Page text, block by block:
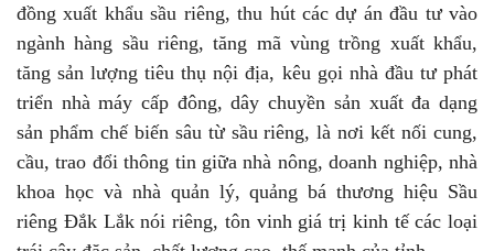
đồng xuất khẩu sầu riêng, thu hút các dự án đầu tư vào
ngành hàng sầu riêng, tăng mã vùng trồng xuất khẩu,
tăng sản lượng tiêu thụ nội địa, kêu gọi nhà đầu tư phát
triển nhà máy cấp đông, dây chuyền sản xuất đa dạng
sản phẩm chế biến sâu từ sầu riêng, là nơi kết nối cung,
cầu, trao đổi thông tin giữa nhà nông, doanh nghiệp, nhà
khoa học và nhà quản lý, quảng bá thương hiệu Sầu
riêng Đắk Lắk nói riêng, tôn vinh giá trị kinh tế các loại